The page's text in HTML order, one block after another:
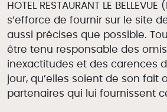
Contact
HOTEL RESTAURANT LE BELLEVUE
s’efforce de fournir sur le site
aussi précises que possible.
être tenu responsable des
inexactitudes et des carences
jour, qu’elles soient de son fait
partenaires qui lui fournissent